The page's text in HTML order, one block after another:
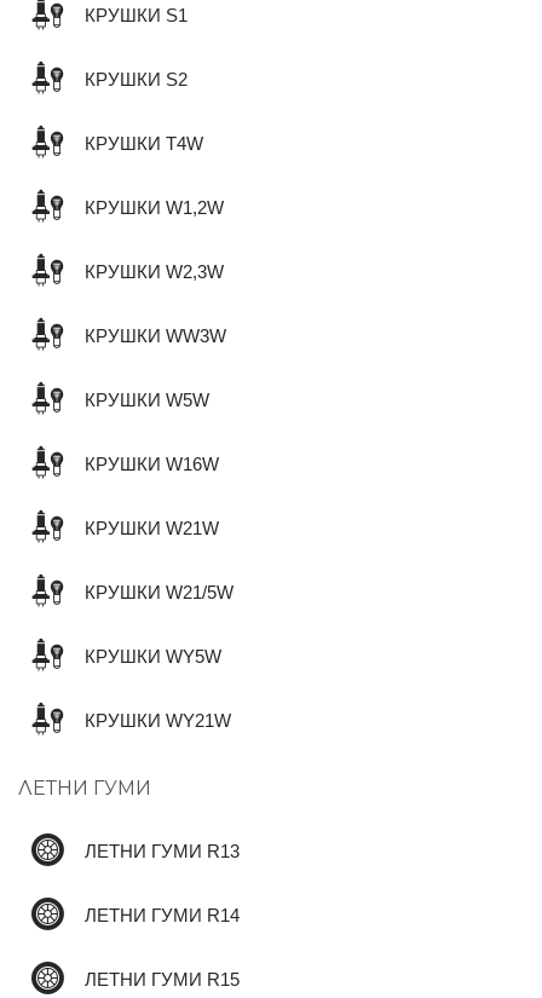
КРУШКИ S1
КРУШКИ S2
КРУШКИ T4W
КРУШКИ W1,2W
КРУШКИ W2,3W
КРУШКИ WW3W
КРУШКИ W5W
КРУШКИ W16W
КРУШКИ W21W
КРУШКИ W21/5W
КРУШКИ WY5W
КРУШКИ WY21W
ЛЕТНИ ГУМИ
ЛЕТНИ ГУМИ R13
ЛЕТНИ ГУМИ R14
ЛЕТНИ ГУМИ R15